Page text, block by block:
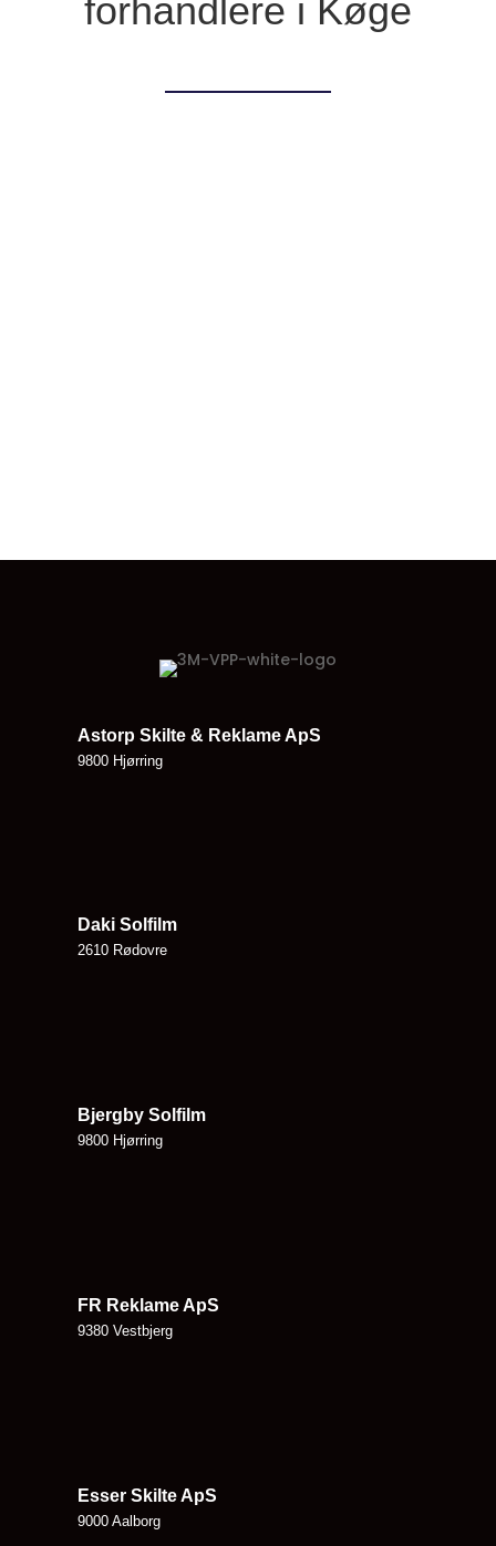
forhandlere i Køge
Astorp Skilte & Reklame ApS
9800 Hjørring
Daki Solfilm
2610 Rødovre
Bjergby Solfilm
9800 Hjørring
FR Reklame ApS
9380 Vestbjerg
Esser Skilte ApS
9000 Aalborg